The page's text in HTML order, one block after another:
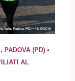
PADOVA (PD) •
AL